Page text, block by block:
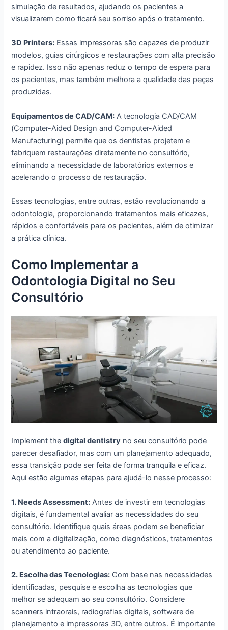
simulação de resultados, ajudando os pacientes a
visualizarem como ficará seu sorriso após o tratamento.
3D Printers: Essas impressoras são capazes de produzir
modelos, guias cirúrgicos e restaurações com alta precisão
e rapidez. Isso não apenas reduz o tempo de espera para
os pacientes, mas também melhora a qualidade das peças
produzidas.
Equipamentos de CAD/CAM: A tecnologia CAD/CAM
(Computer-Aided Design and Computer-Aided
Manufacturing) permite que os dentistas projetem e
fabriquem restaurações diretamente no consultório,
eliminando a necessidade de laboratórios externos e
acelerando o processo de restauração.
Essas tecnologias, entre outras, estão revolucionando a
odontologia, proporcionando tratamentos mais eficazes,
rápidos e confortáveis para os pacientes, além de otimizar
a prática clínica.
Como Implementar a
Odontologia Digital no Seu
Consultório
Implement thedigital dentistry no seu consultório pode
parecer desafiador, mas com um planejamento adequado,
essa transição pode ser feita de forma tranquila e eficaz.
Aqui estão algumas etapas para ajudá-lo nesse processo:
1. Needs Assessment: Antes de investir em tecnologias
digitais, é fundamental avaliar as necessidades do seu
consultório. Identifique quais áreas podem se beneficiar
mais com a digitalização, como diagnósticos, tratamentos
ou atendimento ao paciente.
2. Escolha das Tecnologias: Com base nas necessidades
identificadas, pesquise e escolha as tecnologias que
melhor se adequam ao seu consultório. Considere
scanners intraorais, radiografias digitais, software de
planejamento e impressoras 3D, entre outros. É importante